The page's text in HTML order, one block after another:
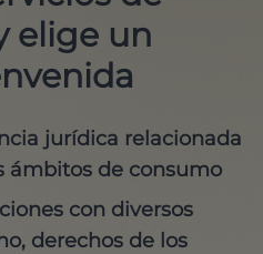
elige un
jurídica relacionada
ámbitos de consumo
con diversos
derechos de los